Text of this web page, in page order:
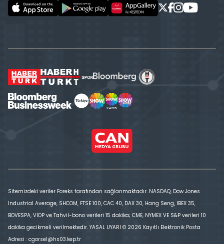
Sitemizdeki veriler Foreks tarafından sağlanmaktadır. NASDAQ, Dow Jones
Industrial Average, SHCOM, FTSE 100, CAC 40, DAX 30, Hang Seng, IBEX 35,
BOVESPA, VİOP ve Tahvil-bono verileri 15 dakika; CME, NYMEX VE S&P verileri 10
dakika gecikmeli verilmektedir. YASAL UYARI © 2026 Kayıtlı Elektronik Posta
Adresi : cgorsel@hs03.kep.tr